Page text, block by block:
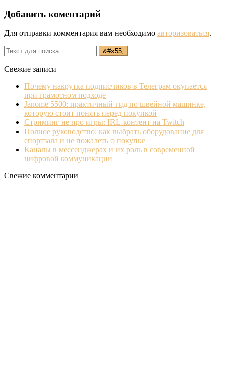
Добавить коментарий
Для отправки комментария вам необходимо авторизоваться.
Свежие записи
Почему накрутка подписчиков в Телеграм окупается
при грамотном подходе
Janome 5500: практичный гид по швейной машинке,
которую стоит понять перед покупкой
Стриминг не про игры: IRL‐контент на Twitch
Полное руководство: как выбрать оборудование для
спортзала и не пожалеть о покупке
Каналы в мессенджерах и их роль в современной
цифровой коммуникации
Свежие комментарии